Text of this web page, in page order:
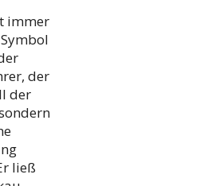
immer
der
der
ließ